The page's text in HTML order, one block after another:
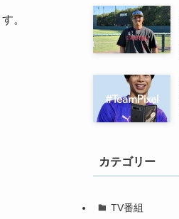
。
カテゴリー
TV番組